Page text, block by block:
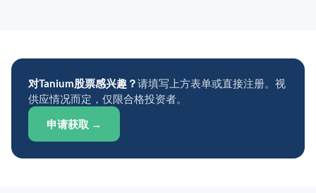
对Tanium股票感兴趣？请填写上方表单或直接注册。视
供应情况而定，仅限合格投资者。
申请获取 →